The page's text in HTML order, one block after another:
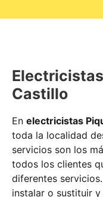
Castillo
En electricistas
toda la localidad
servicios son los
todos los clientes
diferentes
instalar o sustituir